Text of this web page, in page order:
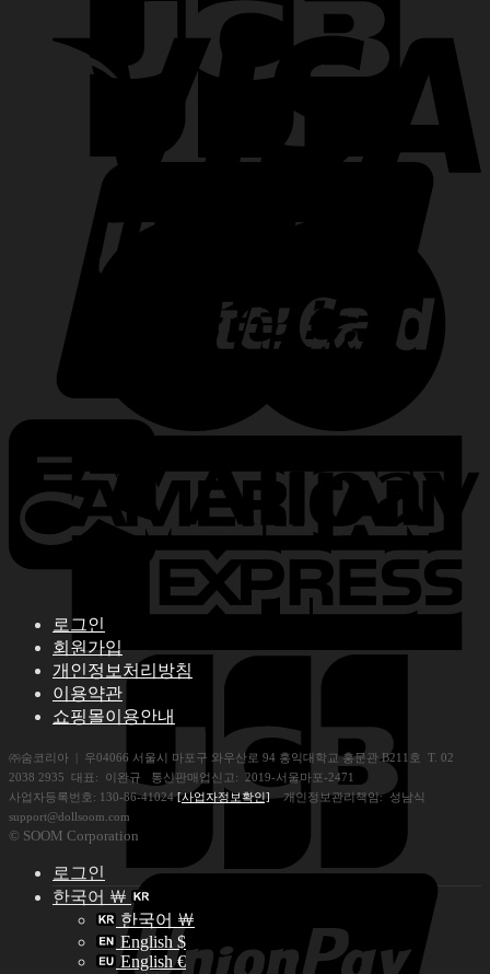
로그인
회원가입
개인정보처리방침
이용약관
쇼핑몰이용안내
㈜숨코리아 | 우04066 서울시 마포구 와우산로 94 홍익대학교 홍문관 B211호 T. 02
2038 2935 대표: 이완규 통신판매업신고: 2019-서울마포-2471
사업자등록번호: 130-86-41024[사업자정보확인]개인정보관리책임: 성남식
support@dollsoom.com
© SOOM Corporation
로그인
한국어 ￦
한국어 ￦
English $
English €